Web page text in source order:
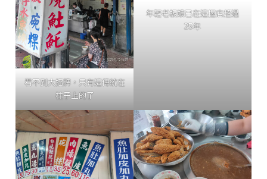
看不到大招牌，只有這傳統在
柱子上的了
年輕老板娘已在這握店超過
25年